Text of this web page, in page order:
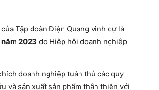
Tập đoàn Điện Quang vinh dự là
năm 2023 do Hiệp hội doanh nghiệp
doanh nghiệp tuân thủ các quy
và sản xuất sản phẩm thân thiện với